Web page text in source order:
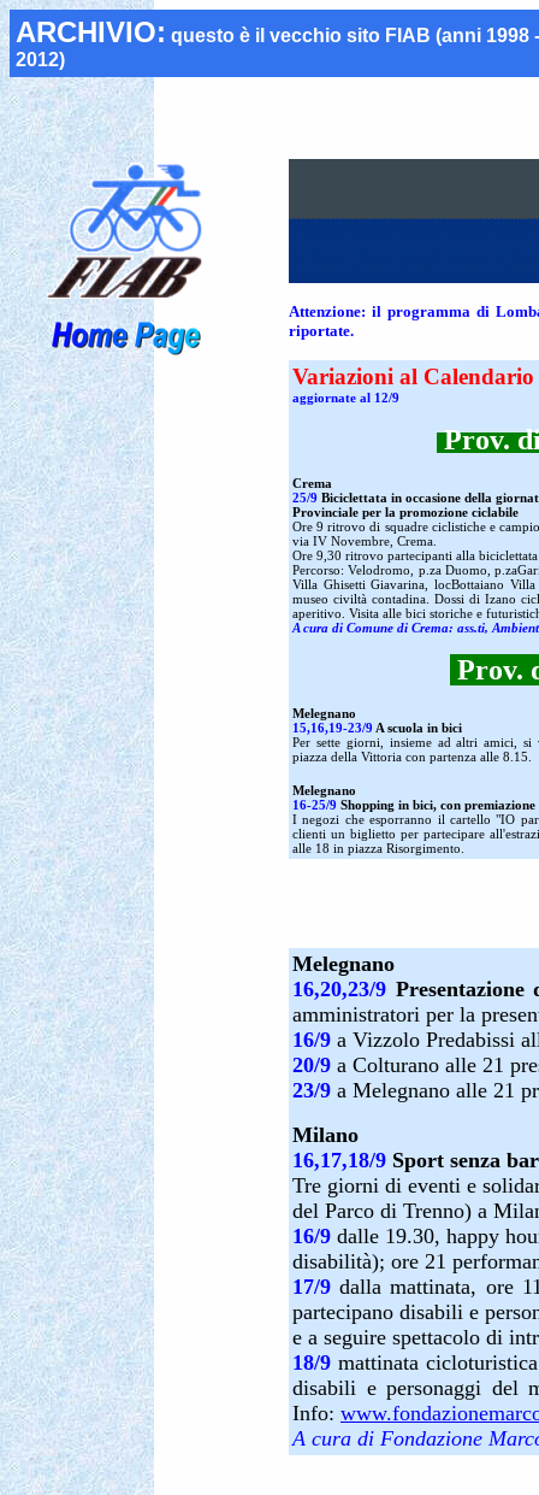
ARCHIVIO: questo è il vecchio sito FIAB (anni 1998 -
2012)
Attenzione: il programma di
riportate.
Variazioni al
aggiornate al 12/9
Prov.
Crema
25/9 Biciclettata in occasione della
Provinciale per la promozione ciclabile
Ore 9 ritrovo di squadre ciclistiche e
via IV Novembre, Crema.
Ore 9,30 ritrovo partecipanti alla
Percorso: Velodromo, p.za Duomo,
Villa Ghisetti Giavarina, locBottaiano
museo civiltà contadina. Dossi di Izano
aperitivo. Visita alle bici storiche e
A cura di Comune di Crema: ass.ti,
Prov.
Melegnano
15,16,19-23/9 A scuola in bici
Per sette giorni, insieme ad altri amici,
piazza della Vittoria con partenza alle 8.15.
Melegnano
16-25/9 Shopping in bici, con premiazione
I negozi che esporranno il cartello "IO
clienti un biglietto per partecipare
alle 18 in piazza Risorgimento.
Melegnano
16,20,23/9
amministratori per la
16/9 a Vizzolo Predabissi
20/9 a Colturano alle 21
23/9 a Melegnano alle 21
Milano
16,17,18/9 Sport senza
Tre giorni di eventi e
del Parco di Trenno) a
16/9 dalle 19.30, happy
disabilità); ore 21
17/9 dalla mattinata, ore
partecipano disabili e
e a seguire spettacolo di
18/9 mattinata
disabili e personaggi del
Info:
A cura di Fondazione